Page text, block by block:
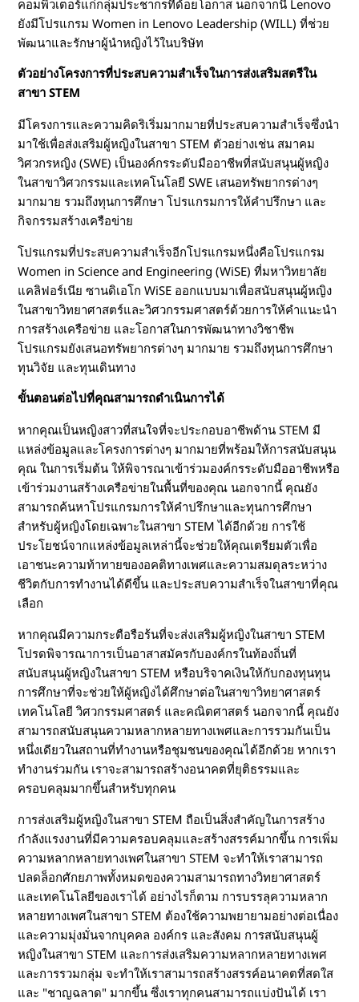
คอมพิวเตอร์แก่กลุ่มประชากรที่ด้อยโอกาส นอกจากนี้ Lenovo
ยังมีโปรแกรม Women in Lenovo Leadership (WILL) ที่ช่วย
พัฒนาและรักษาผู้นำหญิงไว้ในบริษัท
ตัวอย่างโครงการที่ประสบความสำเร็จในการส่งเสริมสตรีใน
สาขา STEM
มีโครงการและความคิดริเริ่มมากมายที่ประสบความสำเร็จซึ่งนำ
มาใช้เพื่อส่งเสริมผู้หญิงในสาขา STEM ตัวอย่างเช่น สมาคม
วิศวกรหญิง (SWE) เป็นองค์กรระดับมืออาชีพที่สนับสนุนผู้หญิง
ในสาขาวิศวกรรมและเทคโนโลยี SWE เสนอทรัพยากรต่างๆ
มากมาย รวมถึงทุนการศึกษา โปรแกรมการให้คำปรึกษา และ
กิจกรรมสร้างเครือข่าย
โปรแกรมที่ประสบความสำเร็จอีกโปรแกรมหนึ่งคือโปรแกรม
Women in Science and Engineering (WiSE) ที่มหาวิทยาลัย
แคลิฟอร์เนีย ซานดิเอโก WiSE ออกแบบมาเพื่อสนับสนุนผู้หญิง
ในสาขาวิทยาศาสตร์และวิศวกรรมศาสตร์ด้วยการให้คำแนะนำ
การสร้างเครือข่าย และโอกาสในการพัฒนาทางวิชาชีพ
โปรแกรมยังเสนอทรัพยากรต่างๆ มากมาย รวมถึงทุนการศึกษา
ทุนวิจัย และทุนเดินทาง
ขั้นตอนต่อไปที่คุณสามารถดำเนินการได้
หากคุณเป็นหญิงสาวที่สนใจที่จะประกอบอาชีพด้าน STEM มี
แหล่งข้อมูลและโครงการต่างๆ มากมายที่พร้อมให้การสนับสนุน
คุณ ในการเริ่มต้น ให้พิจารณาเข้าร่วมองค์กรระดับมืออาชีพหรือ
เข้าร่วมงานสร้างเครือข่ายในพื้นที่ของคุณ นอกจากนี้ คุณยัง
สามารถค้นหาโปรแกรมการให้คำปรึกษาและทุนการศึกษา
สำหรับผู้หญิงโดยเฉพาะในสาขา STEM ได้อีกด้วย การใช้
ประโยชน์จากแหล่งข้อมูลเหล่านี้จะช่วยให้คุณเตรียมตัวเพื่อ
เอาชนะความท้าทายของอคติทางเพศและความสมดุลระหว่าง
ชีวิตกับการทำงานได้ดีขึ้น และประสบความสำเร็จในสาขาที่คุณ
เลือก
หากคุณมีความกระตือรือร้นที่จะส่งเสริมผู้หญิงในสาขา STEM
โปรดพิจารณาการเป็นอาสาสมัครกับองค์กรในท้องถิ่นที่
สนับสนุนผู้หญิงในสาขา STEM หรือบริจาคเงินให้กับกองทุนทุน
การศึกษาที่จะช่วยให้ผู้หญิงได้ศึกษาต่อในสาขาวิทยาศาสตร์
เทคโนโลยี วิศวกรรมศาสตร์ และคณิตศาสตร์ นอกจากนี้ คุณยัง
สามารถสนับสนุนความหลากหลายทางเพศและการรวมกันเป็น
หนึ่งเดียวในสถานที่ทำงานหรือชุมชนของคุณได้อีกด้วย หากเรา
ทำงานร่วมกัน เราจะสามารถสร้างอนาคตที่ยุติธรรมและ
ครอบคลุมมากขึ้นสำหรับทุกคน
การส่งเสริมผู้หญิงในสาขา STEM ถือเป็นสิ่งสำคัญในการสร้าง
กำลังแรงงานที่มีความครอบคลุมและสร้างสรรค์มากขึ้น การเพิ่ม
ความหลากหลายทางเพศในสาขา STEM จะทำให้เราสามารถ
ปลดล็อกศักยภาพทั้งหมดของความสามารถทางวิทยาศาสตร์
และเทคโนโลยีของเราได้ อย่างไรก็ตาม การบรรลุความหลาก
หลายทางเพศในสาขา STEM ต้องใช้ความพยายามอย่างต่อเนื่อง
และความมุ่งมั่นจากบุคคล องค์กร และสังคม การสนับสนุนผู้
หญิงในสาขา STEM และการส่งเสริมความหลากหลายทางเพศ
และการรวมกลุ่ม จะทำให้เราสามารถสร้างสรรค์อนาคตที่สดใส
และ "ชาญฉลาด" มากขึ้น ซึ่งเราทุกคนสามารถแบ่งปันได้ เรา